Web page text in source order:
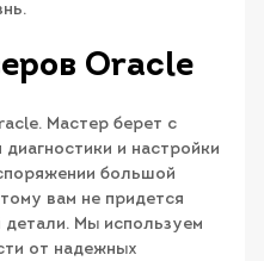
Oracle
Мастер берет с
и настройки
большой
вам не придется
Мы используем
от надежных